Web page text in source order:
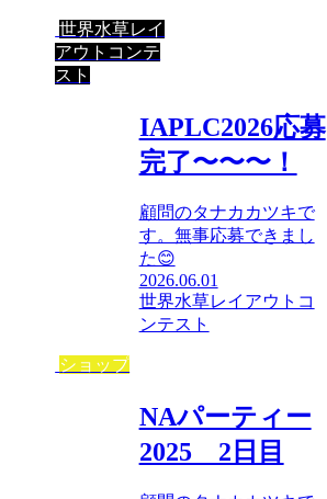
世界水草レイ
アウトコンテ
スト
IAPLC2026応募
完了〜〜〜！
顧問のタナカカツキで
す。無事応募できまし
た😊
2026.06.01
世界水草レイアウトコ
ンテスト
ショップ
NAパーティー
2025 2日目